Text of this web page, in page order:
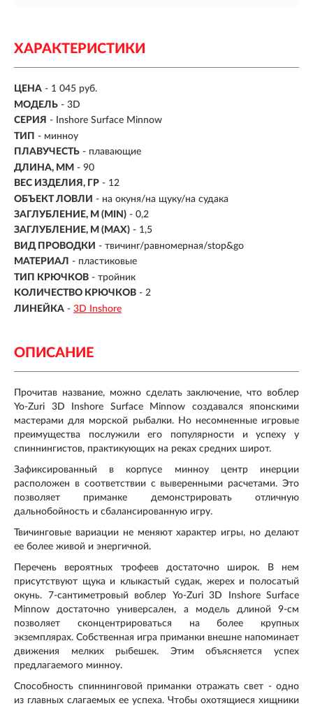
ХАРАКТЕРИСТИКИ
ЦЕНА - 1 045 руб.
МОДЕЛЬ - 3D
СЕРИЯ - Inshore Surface Minnow
ТИП - минноу
ПЛАВУЧЕСТЬ - плавающие
ДЛИНА, ММ - 90
ВЕС ИЗДЕЛИЯ, ГР - 12
ОБЪЕКТ ЛОВЛИ - на окуня/на щуку/на судака
ЗАГЛУБЛЕНИЕ, М (MIN) - 0,2
ЗАГЛУБЛЕНИЕ, М (MAX) - 1,5
ВИД ПРОВОДКИ - твичинг/равномерная/stop&go
МАТЕРИАЛ - пластиковые
ТИП КРЮЧКОВ - тройник
КОЛИЧЕСТВО КРЮЧКОВ - 2
ЛИНЕЙКА - 3D Inshore
ОПИСАНИЕ
Прочитав название, можно сделать заключение, что воблер
Yo-Zuri 3D Inshore Surface Minnow создавался японскими
мастерами для морской рыбалки. Но несомненные игровые
преимущества послужили его популярности и успеху у
спиннингистов, практикующих на реках средних широт.
Зафиксированный в корпусе минноу центр инерции
расположен в соответствии с выверенными расчетами. Это
позволяет приманке демонстрировать отличную
дальнобойность и сбалансированную игру.
Твичинговые вариации не меняют характер игры, но делают
ее более живой и энергичной.
Перечень вероятных трофеев достаточно широк. В нем
присутствуют щука и клыкастый судак, жерех и полосатый
окунь. 7-сантиметровый воблер Yo-Zuri 3D Inshore Surface
Minnow достаточно универсален, а модель длиной 9-см
позволяет сконцентрироваться на более крупных
экземплярах. Собственная игра приманки внешне напоминает
движения мелких рыбешек. Этим объясняется успех
предлагаемого минноу.
Способность спиннинговой приманки отражать свет - одно
из главных слагаемых ее успеха. Чтобы охотящиеся хищники